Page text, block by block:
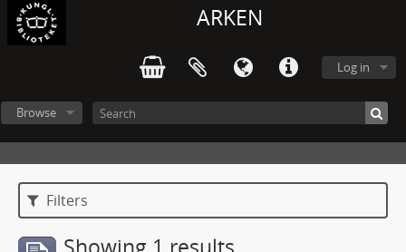
ARKEN
Log in
Browse
Filters